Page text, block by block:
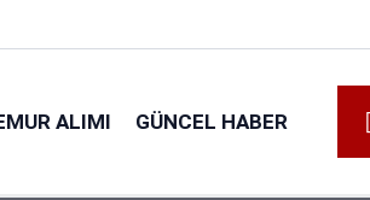
ALIMI GÜNCEL HABER